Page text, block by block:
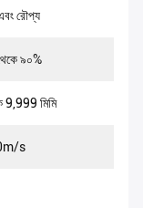
রৌপ্য
৯০%
9,999 মিমি
s